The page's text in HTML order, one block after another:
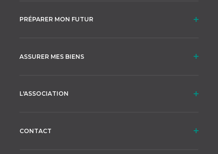
PRÉPARER MON FUTUR
ASSURER MES BIENS
L'ASSOCIATION
CONTACT